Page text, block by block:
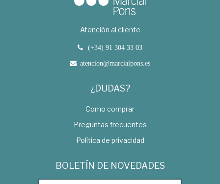
Atención al cliente
(+34) 91 304 33 03
atencion@marcialpons.es
¿DUDAS?
Como comprar
Preguntas frecuentes
Política de privacidad
BOLETÍN DE NOVEDADES